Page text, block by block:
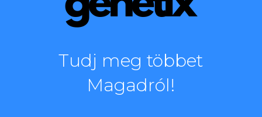
Tudj meg többet
Magadról!